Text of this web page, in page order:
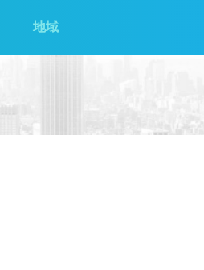
地域